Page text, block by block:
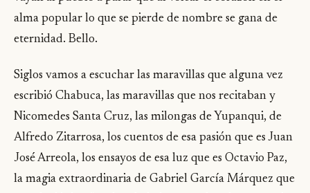
alma popular lo que se pierde de nombre se gana de
eternidad. Bello.
Siglos vamos a escuchar las maravillas que alguna vez
escribió Chabuca, las maravillas que nos recitaban y
Nicomedes Santa Cruz, las milongas de Yupanqui, de
Alfredo Zitarrosa, los cuentos de esa pasión que es Juan
José Arreola, los ensayos de esa luz que es Octavio Paz,
la magia extraordinaria de Gabriel García Márquez que